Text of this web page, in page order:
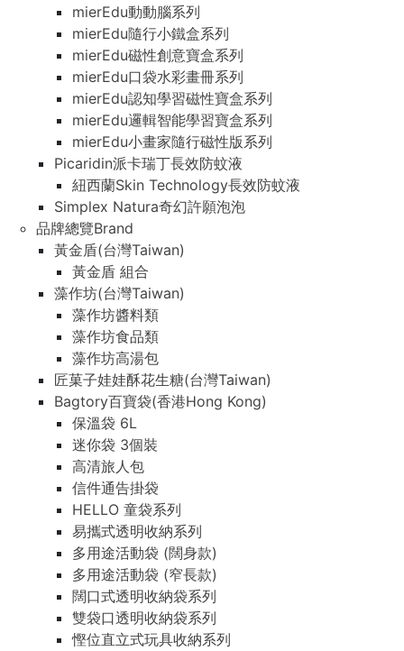
mierEdu動動腦系列
mierEdu隨行小鐵盒系列
mierEdu磁性創意寶盒系列
mierEdu口袋水彩畫冊系列
mierEdu認知學習磁性寶盒系列
mierEdu邏輯智能學習寶盒系列
mierEdu小畫家隨行磁性版系列
Picaridin派卡瑞丁長效防蚊液
紐西蘭Skin Technology長效防蚊液
Simplex Natura奇幻許願泡泡
品牌總覽Brand
黃金盾(台灣Taiwan)
黃金盾 組合
藻作坊(台灣Taiwan)
藻作坊醬料類
藻作坊食品類
藻作坊高湯包
匠菓子娃娃酥花生糖(台灣Taiwan)
Bagtory百寶袋(香港Hong Kong)
保溫袋 6L
迷你袋 3個裝
高清旅人包
信件通告掛袋
HELLO 童袋系列
易攜式透明收納系列
多用途活動袋 (闊身款)
多用途活動袋 (窄長款)
闊口式透明收納袋系列
雙袋口透明收納袋系列
慳位直立式玩具收納系列